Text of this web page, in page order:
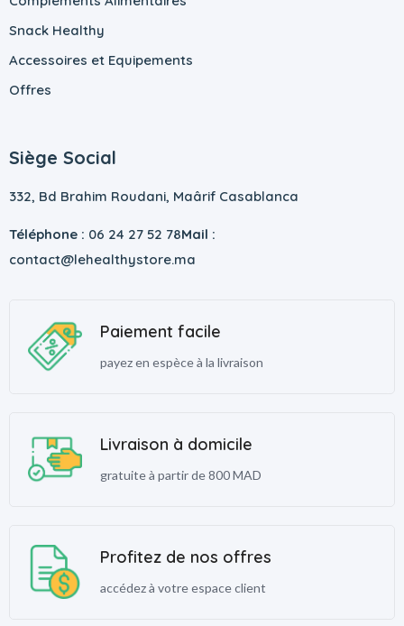
Snack Healthy
Accessoires et Equipements
Offres
Siège Social
332, Bd Brahim Roudani, Maârif Casablanca
Téléphone : 06 24 27 52 78Mail :
contact@lehealthystore.ma
Paiement facile
payez en espèce à la livraison
Livraison à domicile
gratuite à partir de 800 MAD
Profitez de nos offres
accédez à votre espace client